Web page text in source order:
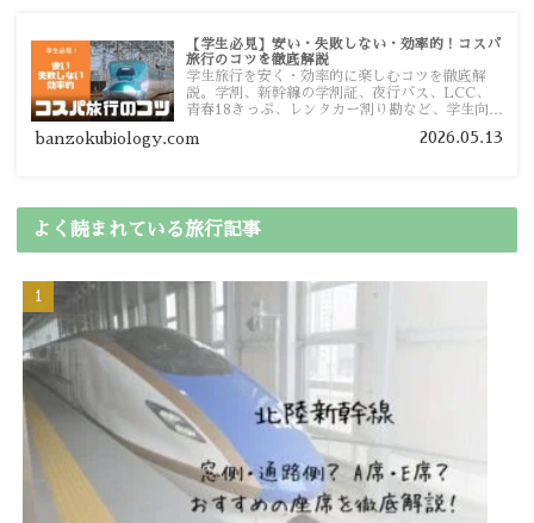
【学生必見】安い・失敗しない・効率的！コスパ
旅行のコツを徹底解説
学生旅行を安く・効率的に楽しむコツを徹底解
説。学割、新幹線の学割証、夜行バス、LCC、
青春18きっぷ、レンタカー割り勘など、学生向け
banzokubiology.com 2026.05.13
よく読まれている旅行記事